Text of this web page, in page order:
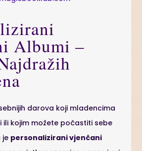
Albumi –
darova koji mladencima
ili kojim možete počastiti sebe
je personalizirani vjenčani